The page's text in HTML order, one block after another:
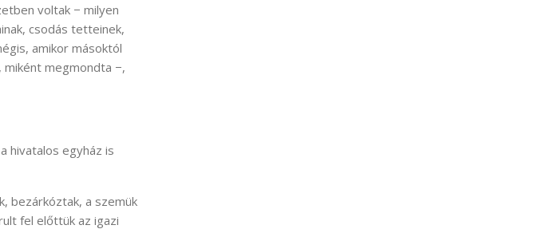
voltak − milyen
csodás tetteinek,
amikor másoktól
megmondta −,
hivatalos egyház is
bezárkóztak, a szemük
fel előttük az igazi